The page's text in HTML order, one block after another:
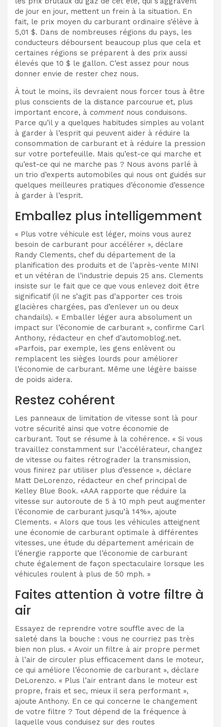
de jour en jour, mettent un frein à la situation. En
fait, le prix moyen du carburant ordinaire s’élève à
5,01 $. Dans de nombreuses régions du pays, les
conducteurs déboursent beaucoup plus que cela et
certaines régions se préparent à des prix aussi
élevés que 10 $ le gallon. C’est assez pour nous
donner envie de rester chez nous.
À tout le moins, ils devraient nous forcer tous à être
plus conscients de la distance parcourue et, plus
important encore, à commentnous conduisons.
Parce qu’il y a quelques habitudes simples au volant
à garder à l’esprit qui peuvent aider à réduire la
consommation de carburant et à réduire la pression
sur votre portefeuille. Mais qu’est-ce qui marche et
qu’est-ce qui ne marche pas ? Nous avons parlé à
un trio d’experts automobiles qui nous ont guidés sur
quelques meilleures pratiques d’économie d’essence
à garder à l’esprit.
Emballez plus intelligemment
« Plus votre véhicule est léger, moins vous aurez
besoin de carburant pour accélérer », déclare
Randy Clements, chef du département de la
planification des produits et de l’après-vente MINI
et un vétéran de l’industrie depuis 25 ans. Clements
insiste sur le fait que ce que vous enlevez doit être
significatif (il ne s’agit pas d’apporter ces trois
glacières chargées, pas d’enlever un ou deux
chandails). « Emballer léger aura absolument un
impact sur l’économie de carburant », confirme Carl
Anthony, rédacteur en chef d’automoblog.net.
«Parfois, par exemple, les gens enlèvent ou
remplacent les sièges lourds pour améliorer
l’économie de carburant. Même une légère baisse
de poids aidera.
Restez cohérent
Les panneaux de limitation de vitesse sont là pour
votre sécurité ainsi que votre économie de
carburant. Tout se résume à la cohérence. « Si vous
travaillez constamment sur l’accélérateur, changez
de vitesse ou faites rétrograder la transmission,
vous finirez par utiliser plus d’essence », déclare
Matt DeLorenzo, rédacteur en chef principal de
Kelley Blue Book. «AAA rapporte que réduire la
vitesse sur autoroute de 5 à 10 mph peut augmenter
l’économie de carburant jusqu’à 14%», ajoute
Clements. « Alors que tous les véhicules atteignent
une économie de carburant optimale à différentes
vitesses, une étude du département américain de
l’énergie rapporte que l’économie de carburant
chute également de façon spectaculaire lorsque les
véhicules roulent à plus de 50 mph. »
Faites attention à votre filtre à
air
Essayez de reprendre votre souffle avec de la
saleté dans la bouche : vous ne courriez pas très
bien non plus. « Avoir un filtre à air propre permet
à l’air de circuler plus efficacement dans le moteur,
ce qui améliore l’économie de carburant », déclare
DeLorenzo. « Plus l’air entrant dans le moteur est
propre, frais et sec, mieux il sera performant »,
ajoute Anthony. En ce qui concerne le changement
de votre filtre ? Tout dépend de la fréquence à
laquelle vous conduisez sur des routes